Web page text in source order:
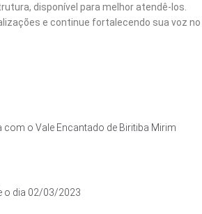
disponível para melhor atendê-los.
e continue fortalecendo sua voz no
o Vale Encantado de Biritiba Mirim
o dia 02/03/2023